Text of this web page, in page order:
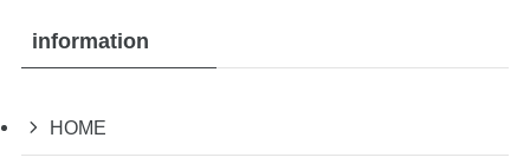
information
HOME